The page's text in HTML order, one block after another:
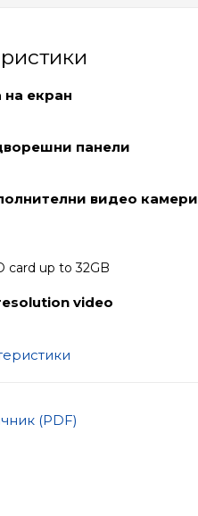
на екран
панели
видео камери
card up to 32GB
video
(PDF)